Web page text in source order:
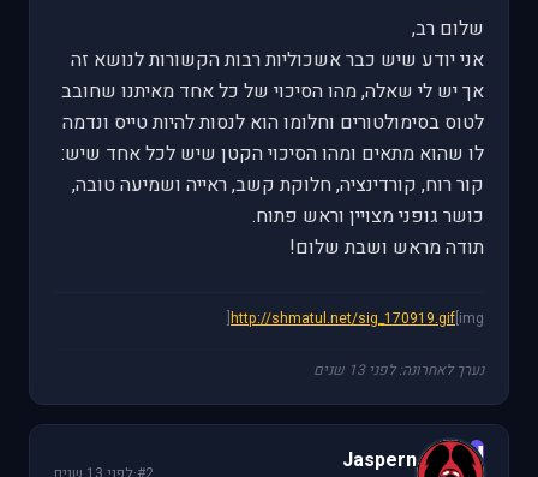
שלום רב,
אני יודע שיש כבר אשכוליות רבות הקשורות לנושא זה
אך יש לי שאלה, מהו הסיכוי של כל אחד מאיתנו שחובב
לטוס בסימולטורים וחלומו הוא לנסות להיות טייס ונדמה
לו שהוא מתאים ומהו הסיכוי הקטן שיש לכל אחד שיש:
קור רוח, קורדינציה, חלוקת קשב, ראייה ושמיעה טובה,
כושר גופני מצויין וראש פתוח.
תודה מראש ושבת שלום!
http://shmatul.net/sig_170919.gif[img[
נערך לאחרונה: לפני 13 שנים
J
Jaspern